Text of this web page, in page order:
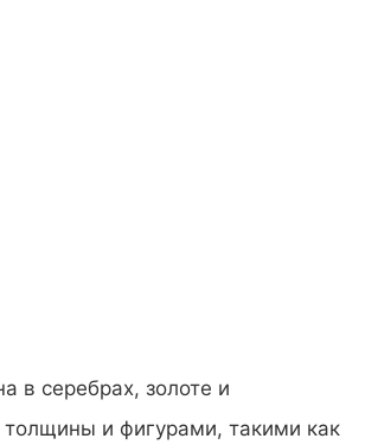
в серебрах, золоте и
и фигурами, такими как